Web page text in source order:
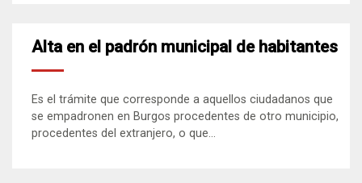
Alta en el padrón municipal de habitantes
Es el trámite que corresponde a aquellos ciudadanos que
se empadronen en Burgos procedentes de otro municipio,
procedentes del extranjero, o que...